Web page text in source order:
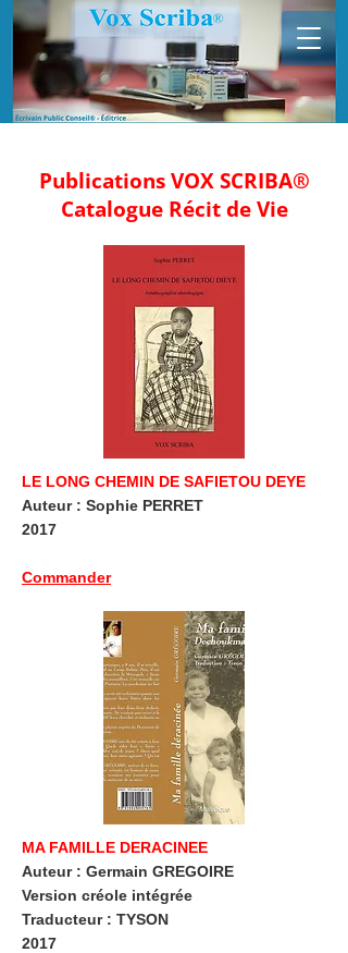
Publications VOX SCRIBA®
Catalogue Récit de Vie
LE LONG CHEMIN DE SAFIETOU DEYE
Auteur : Sophie PERRET
2017
Commander
MA FAMILLE DERACINEE
Auteur : Germain GREGOIRE
Version créole intégrée
Traducteur : TYSON
2017